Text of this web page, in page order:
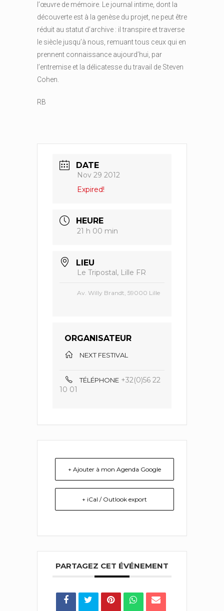
l’œuvre de mémoire. Le journal intime, dont la
découverte est à la genèse du projet, ne peut être
réduit au statut d’archive : il transpire et traverse
le siècle jusqu’à nous, remuant tous ceux qui en
prennent connaissance aujourd’hui, par
l’entremise et la délicatesse du travail de Steven
Cohen.
RB
DATE
Nov 29 2012
Expired!
HEURE
21 h 00 min
LIEU
Le Tripostal, Lille FR
Av. Willy Brandt, 59000 Lille
ORGANISATEUR
NEXT FESTIVAL
TÉLÉPHONE +32(0)56 22
10 01
+ Ajouter à mon Agenda Google
+ iCal / Outlook export
PARTAGEZ CET ÉVÉNEMENT